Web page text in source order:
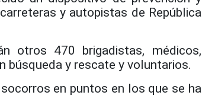
y autopistas de República
otros 470 brigadistas, médicos,
búsqueda y rescate y voluntarios.
en puntos en los que se ha